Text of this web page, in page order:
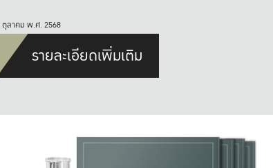
ลาคม พ.ศ. 2568
รายละเอียดเพิ่มเติม